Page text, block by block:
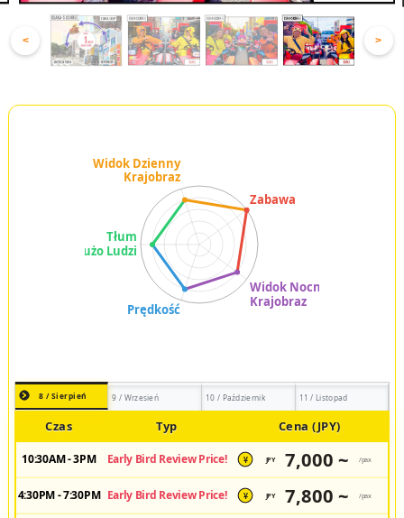
< >
8 / Sierpień 9 / Wrzesień 10 / Październik 11 / Listopad
Czas Typ Cena (JPY)
10:30AM - 3PM Early Bird Review Price! ¥ JPY 7,000 ~ /pax
4:30PM - 7:30PM Early Bird Review Price! ¥ JPY 7,800 ~ /pax